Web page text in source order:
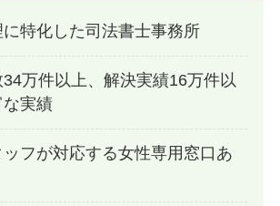
特化した司法書士事務所
万件以上、解決実績16万件以
実績
フが対応する女性専用窓口あ